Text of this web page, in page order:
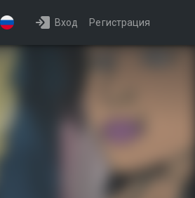
Вход Регистрация